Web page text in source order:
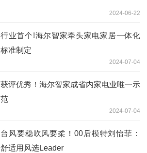
2024-06-22
行业首个!海尔智家牵头家电家居一体化
标准制定
2024-07-04
获评优秀！海尔智家成省内家电业唯一示
范
2024-07-04
台风要稳吹风要柔！00后模特刘怡菲：
舒适用风选Leader